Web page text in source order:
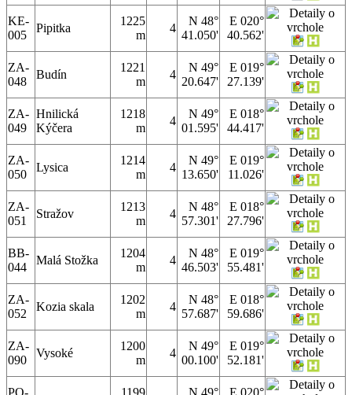
KE-
005
Pipitka
1225
m
4
N 48°
41.050'
E 020°
40.562'
ZA-
048
Budín
1221
m
4
N 49°
20.647'
E 019°
27.139'
ZA-
049
Hnilická
Kýčera
1218
m
4
N 49°
01.595'
E 018°
44.417'
ZA-
050
Lysica
1214
m
4
N 49°
13.650'
E 019°
11.026'
ZA-
051
Stražov
1213
m
4
N 48°
57.301'
E 018°
27.796'
BB-
044
Malá Stožka
1204
m
4
N 48°
46.503'
E 019°
55.481'
ZA-
052
Kozia skala
1202
m
4
N 48°
57.687'
E 018°
59.686'
ZA-
090
Vysoké
1200
m
4
N 49°
00.100'
E 019°
52.181'
PO- 1199 N 49° E 020°